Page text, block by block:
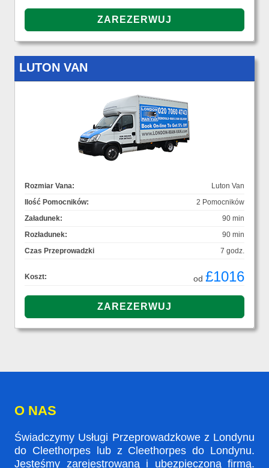
LUTON VAN
Rozmiar Vana:
Luton Van
Ilość Pomocników:
2 Pomocników
Załadunek:
90 min
Rozładunek:
90 min
Czas Przeprowadzki
7 godz.
Koszt: od £1016
O NAS
Świadczymy Usługi Przeprowadzkowe z Londynu
do Cleethorpes lub z Cleethorpes do Londynu.
Jesteśmy zarejestrowaną i ubezpieczoną firmą.